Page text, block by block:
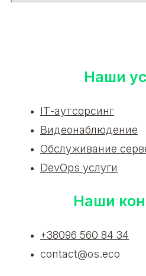
Наши
ІТ-аутсорсинг
Видеонаблюдение
Обслуживание
DevOps услуги
Наши
+38096 560 84 34
contact@os.eco